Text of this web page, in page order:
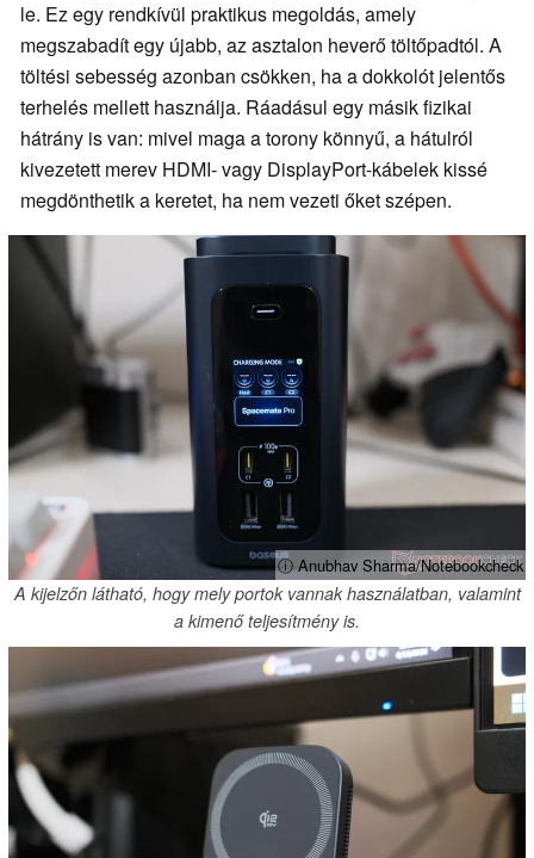
le. Ez egy rendkívül praktikus megoldás, amely
megszabadít egy újabb, az asztalon heverő töltőpadtól. A
töltési sebesség azonban csökken, ha a dokkolót jelentős
terhelés mellett használja. Ráadásul egy másik fizikai
hátrány is van: mivel maga a torony könnyű, a hátulról
kivezetett merev HDMI- vagy DisplayPort-kábelek kissé
megdönthetik a keretet, ha nem vezeti őket szépen.
ⓘ Anubhav Sharma/Notebookcheck
A kijelzőn látható, hogy mely portok vannak használatban, valamint
a kimenő teljesítmény is.